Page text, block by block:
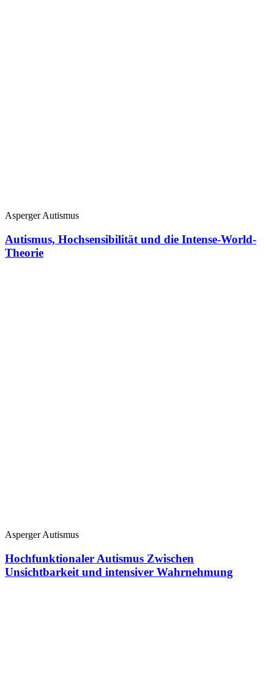
Asperger Autismus
Autismus, Hochsensibilität und die Intense-World-
Theorie
Asperger Autismus
Hochfunktionaler Autismus Zwischen
Unsichtbarkeit und intensiver Wahrnehmung